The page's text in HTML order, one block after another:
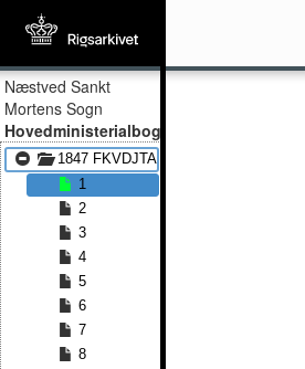
Næstved Sankt
Mortens Sogn
Hovedministerialbog
1847 FKVDJTA - 1856 FKVDJTA
1
2
3
4
5
6
7
8